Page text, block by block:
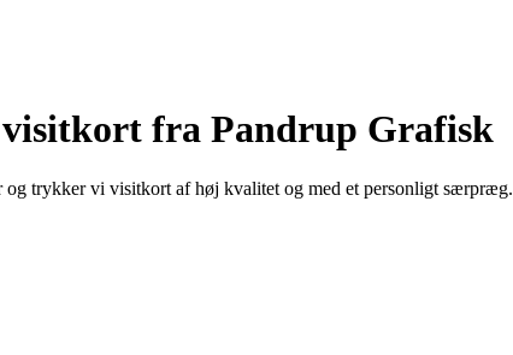
fra Pandrup Grafisk
og trykker vi visitkort af høj kvalitet og med et personligt særpræg.